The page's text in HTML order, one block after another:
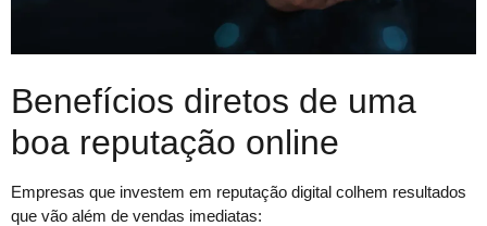
Benefícios diretos de uma
boa reputação online
Empresas que investem em reputação digital colhem resultados
que vão além de vendas imediatas: